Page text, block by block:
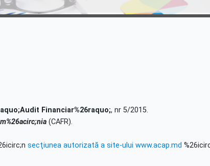
Financiar%26raquo;, nr 5/2015.
(CAFR).
secţiunea autorizată a site-ului www.acap.md